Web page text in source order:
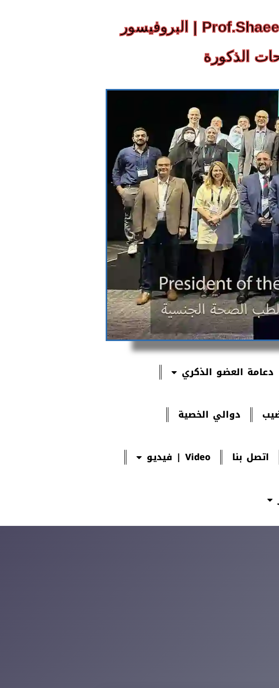
Prof.Shaeer, The Andrology Pioneer | البروفيسور
الذكورة
دعامة العضو الذكري
دوالي الخصية
اتصل بنا Video | فيديو